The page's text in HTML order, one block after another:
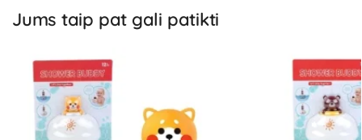
Jums taip pat gali patikti